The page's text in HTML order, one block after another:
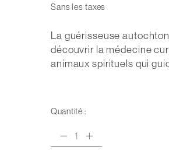
Sans les taxes
La guérisseuse
découvrir la médecine
animaux spirituels qui
Quantité :